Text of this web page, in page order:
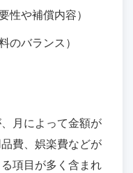
性や補償内容）
のバランス）
月によって金額が
費、娯楽費などが
項目が多く含まれ